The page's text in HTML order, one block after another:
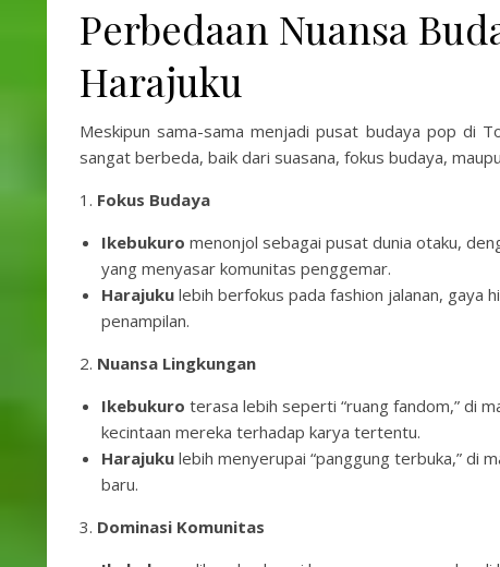
Perbedaan Nuansa
Harajuku
Meskipun sama-sama menjadi pusat budaya pop di
sangat berbeda, baik dari suasana, fokus budaya,
1. Fokus Budaya
Ikebukuro menonjol sebagai pusat dunia otaku,
yang menyasar komunitas penggemar.
Harajuku lebih berfokus pada fashion jalanan, gaya
penampilan.
2. Nuansa Lingkungan
Ikebukuro terasa lebih seperti “ruang fandom,” di
kecintaan mereka terhadap karya tertentu.
Harajuku lebih menyerupai “panggung terbuka,” di
baru.
3. Dominasi Komunitas